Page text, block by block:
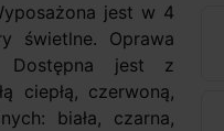
jest w 4
świetlne. Oprawa
Dostępna jest z
ciepłą, czerwoną,
biała, czarna,